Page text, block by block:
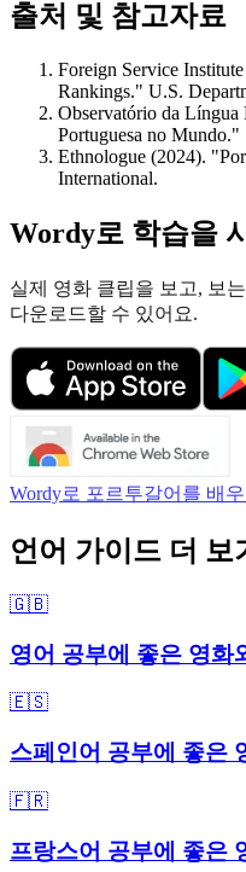
출처 및 참고자료
Foreign Service
Rankings." U.S.
Observatório da
Portuguesa no Mundo."
Ethnologue (2024).
International.
Wordy로 학습을
실제 영화 클립을 보고, 보
다운로드할 수 있어요.
Wordy로 포르투갈어를 배
언어 가이드 더 보
🇬🇧
영어 공부에 좋은 영화
🇪🇸
스페인어 공부에 좋은
🇫🇷
프랑스어 공부에 좋은